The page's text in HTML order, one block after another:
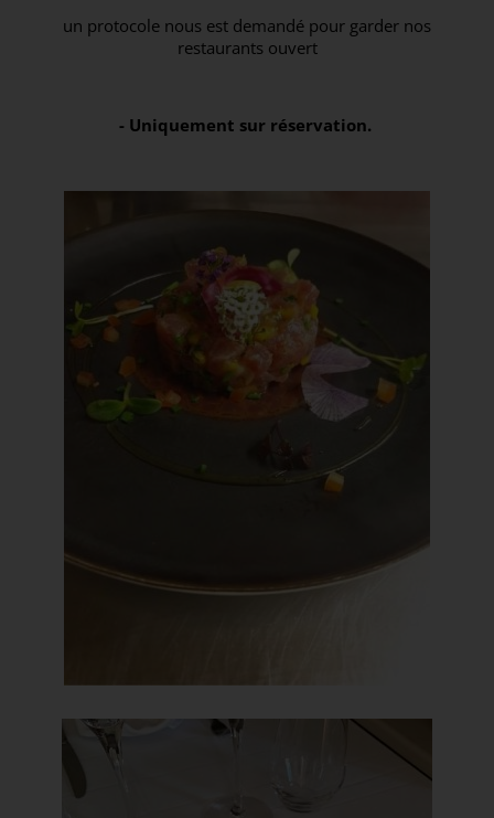
un protocole nous est demandé pour garder nos
restaurants ouvert
- Uniquement sur réservation.